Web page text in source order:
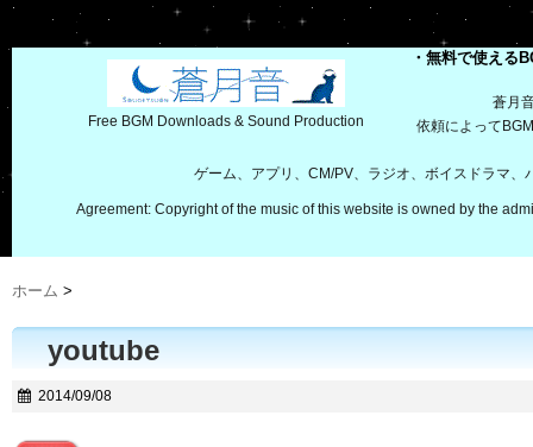
Free BGM Downloads & Sound Production
・無料で使える
蒼月
依頼によって
ゲーム、アプリ、CM/PV、ラジオ、ボイスドラマ
Agreement: Copyright of the music of this website is owned by the
ホーム >
youtube
2014/09/08